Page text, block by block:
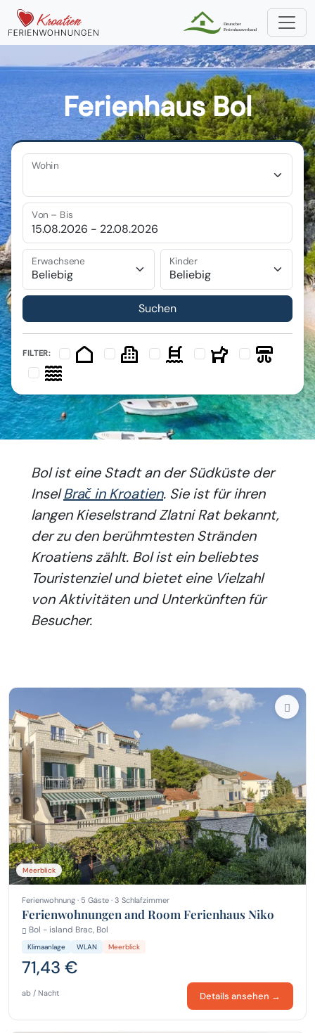
Ferienhaus Bol
Wohin
Von – Bis
Erwachsene Kinder
FILTER:
Bol ist eine Stadt an der Südküste der
InselBrač in Kroatien. Sie ist für ihren
langen Kieselstrand Zlatni Rat bekannt,
der zu den berühmtesten Stränden
Kroatiens zählt. Bol ist ein beliebtes
Touristenziel und bietet eine Vielzahl
von Aktivitäten undUnterkünftenfür
Besucher.
Meerblick
Ferienwohnung · 5 Gäste · 3 Schlafzimmer
Ferienwohnungen and Room Ferienhaus Niko
Bol - island Brac, Bol
Klimaanlage WLAN Meerblick
71,43 €
ab / Nacht Details ansehen →